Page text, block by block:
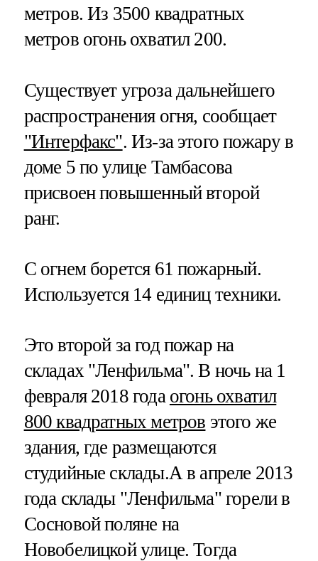
метров. Из 3500 квадратных
метров огонь охватил 200.
Существует угроза дальнейшего
распространения огня, сообщает
"Интерфакс". Из-за этого пожару в
доме 5 по улице Тамбасова
присвоен повышенный второй
ранг.
С огнем борется 61 пожарный.
Используется 14 единиц техники.
Это второй за год пожар на
складах "Ленфильма". В ночь на 1
февраля 2018 года огонь охватил
800 квадратных метров этого же
здания, где размещаются
студийные склады.А в апреле 2013
года склады "Ленфильма" горели в
Сосновой поляне на
Новобелицкой улице. Тогда